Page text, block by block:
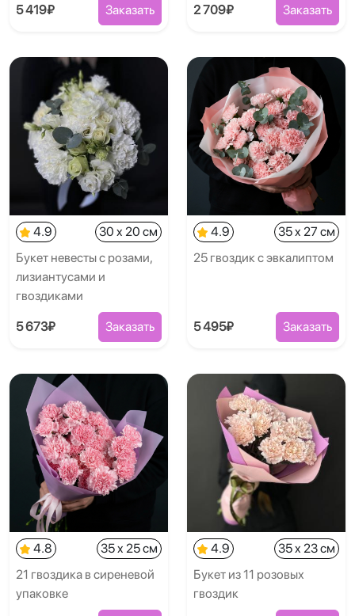
5 419₽ Заказать 2 709₽ Заказать
4.9
30 x 20 см
Букет невесты с розами,
лизиантусами и
гвоздиками
5 673₽ Заказать
4.9
35 x 27 см
25 гвоздик с эвкалиптом
5 495₽ Заказать
4.8
35 x 25 см
21 гвоздика в сиреневой
упаковке
4.9
35 x 23 см
Букет из 11 розовых
гвоздик